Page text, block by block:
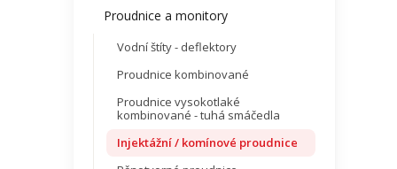
Proudnice a monitory
Vodní štíty - deflektory
Proudnice kombinované
Proudnice vysokotlaké
kombinované - tuhá smáčedla
Injektážní / komínové proudnice